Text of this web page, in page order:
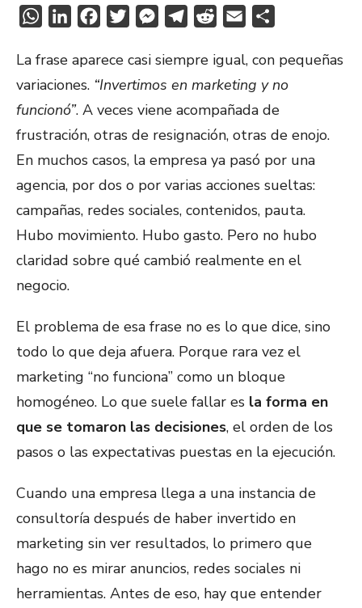
WhatsAppLinkedInFacebookTwitterMessengerTelegram
Reddit Email
La frase aparece casi siempre igual, con pequeñas
variaciones. “Invertimos en marketing y no
funcionó”. A veces viene acompañada de
frustración, otras de resignación, otras de enojo.
En muchos casos, la empresa ya pasó por una
agencia, por dos o por varias acciones sueltas:
campañas, redes sociales, contenidos, pauta.
Hubo movimiento. Hubo gasto. Pero no hubo
claridad sobre qué cambió realmente en el
negocio.
El problema de esa frase no es lo que dice, sino
todo lo que deja afuera. Porque rara vez el
marketing “no funciona” como un bloque
homogéneo. Lo que suele fallar es la forma en
que se tomaron las decisiones, el orden de los
pasos o las expectativas puestas en la ejecución.
Cuando una empresa llega a una instancia de
consultoría después de haber invertido en
marketing sin ver resultados, lo primero que
hago no es mirar anuncios, redes sociales ni
herramientas. Antes de eso, hay que entender